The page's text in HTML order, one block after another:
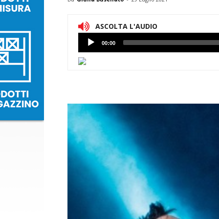
ASCOLTA L'AUDIO
Lettore
Audio
00:00